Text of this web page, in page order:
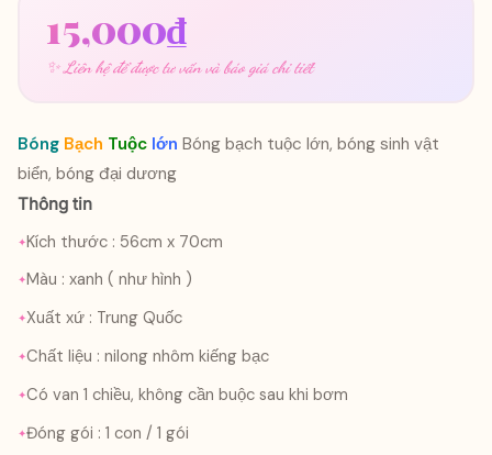
15,000₫
✨ Liên hệ để được tư vấn và báo giá chi tiết
Bóng Bạch Tuộc lớn Bóng bạch tuộc lớn, bóng sinh vật
biển, bóng đại dương
Thông tin
Kích thước : 56cm x 70cm
Màu : xanh ( như hình )
Xuất xứ : Trung Quốc
Chất liệu : nilong nhôm kiếng bạc
Có van 1 chiều, không cần buộc sau khi bơm
Đóng gói : 1 con / 1 gói